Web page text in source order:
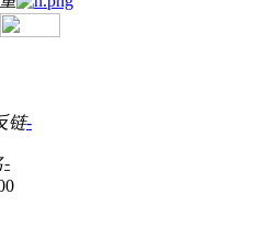
链-
-